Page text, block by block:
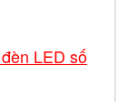
LED số